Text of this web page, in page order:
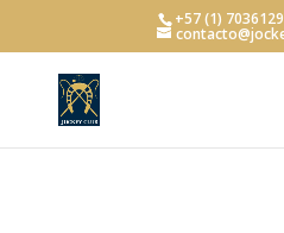
+57 (1)